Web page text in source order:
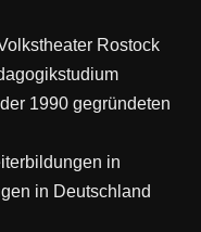
Rostock
1990 gegründeten
in
in Deutschland